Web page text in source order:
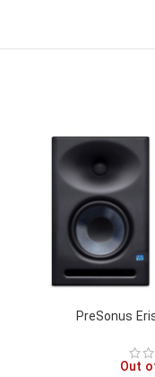
PreSonus
Out